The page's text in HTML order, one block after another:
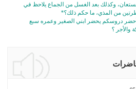
وكذلك بعد الغسل من الجماع يلاحظ في
من المذي، ما حكم ذلك؟*
دروسكم يحضر ابني الصغير وعمره سبع
والأجر ؟